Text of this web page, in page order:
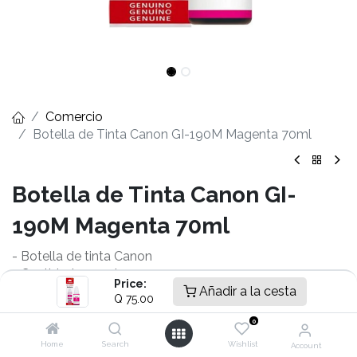
Price:
Q 75.00 Añadir a la cesta
Home Search
0
Wishlist Account
Comercio
Botella de Tinta Canon GI-190M Magenta 70ml
Botella de Tinta Canon GI-
190M Magenta 70ml
- Botella de tinta Canon
- Cantidad 70.0ml
- Rendimiento Aprox 7,000 paginas
- Para PIXMA G1100 / G1110
- PIXMA G2100 / G2110
- PIXMA G2111 / G3100